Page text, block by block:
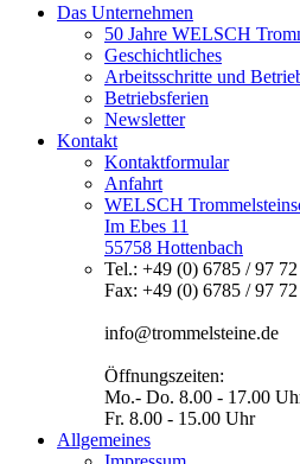
Das Unternehmen
50 Jahre WELSCH
Geschichtliches
Arbeitsschritte und
Betriebsferien
Newsletter
Kontakt
Kontaktformular
Anfahrt
WELSCH
Im Ebes 11
55758 Hottenbach
Tel.: +49 (0) 6785 / 97
Fax: +49 (0) 6785 / 97 72
info@trommelsteine.de
Öffnungszeiten:
Mo.- Do. 8.00 - 17.00
Fr. 8.00 - 15.00 Uhr
Allgemeines